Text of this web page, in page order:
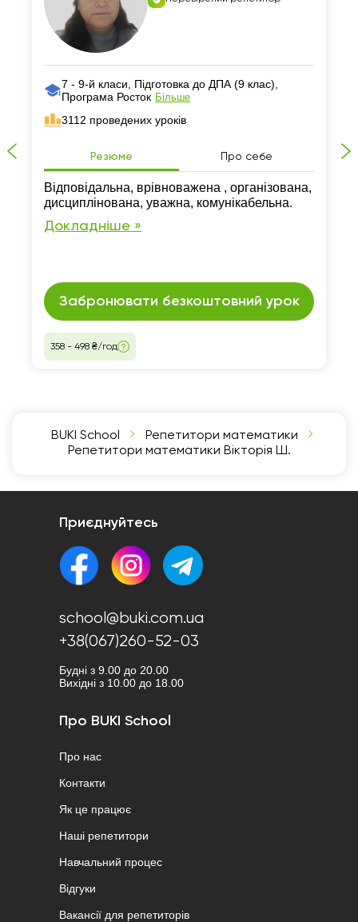
7 - 9-й класи, Підготовка до ДПА (9 клас),
Програма Росток Більше
3112 проведених уроків
Резюме Про себе
Відповідальна, врівноважена , організована,
дисциплінована, уважна, комунікабельна.
Докладніше »
Забронювати безкоштовний урок
358 - 498 ₴/год
BUKI School
Репетитори математики
Репетитори математики Вікторія Ш.
Приєднуйтесь
school@buki.com.ua
+38(067)260-52-03
Будні з 9.00 до 20.00
Вихідні з 10.00 до 18.00
Про BUKI School
Про нас
Контакти
Як це працює
Наші репетитори
Навчальний процес
Відгуки
Вакансії для репетиторів